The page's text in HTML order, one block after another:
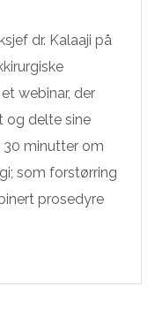
dr. Kalaaji på
webinar, der
og delte sine
30 minutter om
som forstørring
prosedyre